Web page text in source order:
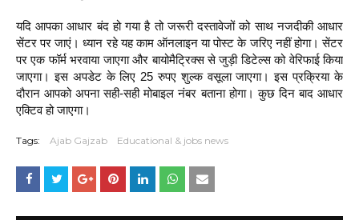
यदि आपका आधार बंद हो गया है तो जरूरी दस्तावेजों को साथ नजदीकी आधार
सेंटर पर जाएं। ध्यान रहे यह काम ऑनलाइन या पोस्ट के जरिए नहीं होगा। सेंटर
पर एक फॉर्म भरवाया जाएगा और बायोमैट्रिक्स से जुड़ी डिटेल्स को वेरिफाई किया
जाएगा। इस अपडेट के लिए 25 रुपए शुल्क वसूला जाएगा। इस प्रक्रिया के
दौरान आपको अपना सही-सही मोबाइल नंबर बताना होगा। कुछ दिन बाद आधार
एक्टिव हो जाएगा।
Tags: Ajab Gajzab Educational & jobs news